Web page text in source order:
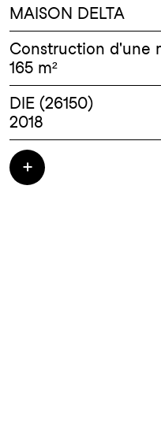
Contact
MAISON DELTA
Construction d'une
165 m²
DIE (26150)
2018
Maison Ossature
Ecologique - 321